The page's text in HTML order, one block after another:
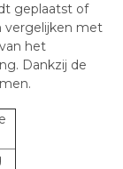
geplaatst of
vergelijken met
het
Dankzij de